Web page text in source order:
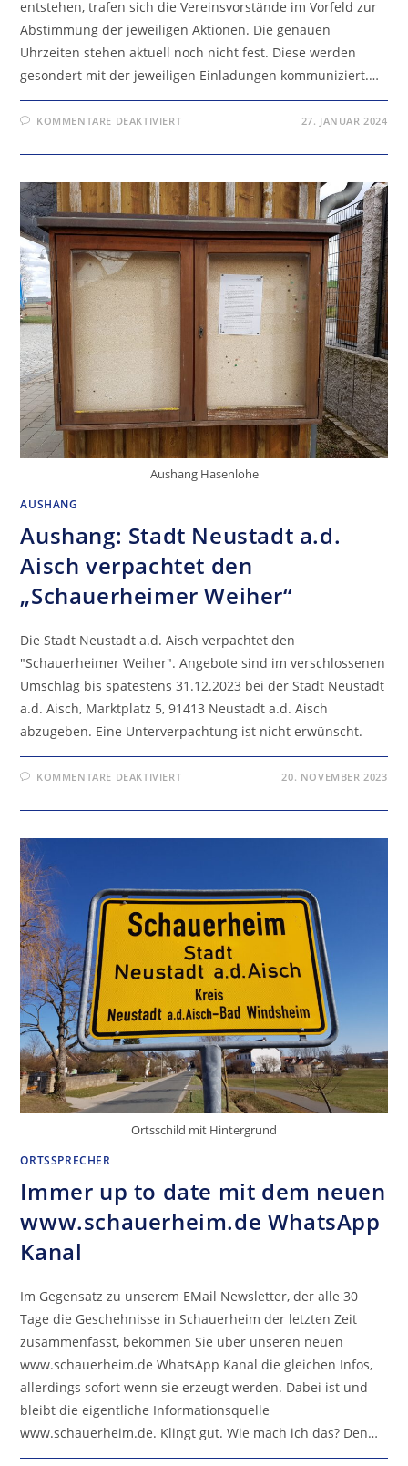
entstehen, trafen sich die Vereinsvorstände im Vorfeld zur
Abstimmung der jeweiligen Aktionen. Die genauen
Uhrzeiten stehen aktuell noch nicht fest. Diese werden
gesondert mit der jeweiligen Einladungen kommuniziert.…
KOMMENTARE DEAKTIVIERTFÜR
2024
27. JANUAR 2024
Aushang Hasenlohe
AUSHANG
Aushang: Stadt Neustadt a.d.
Aisch verpachtet den
„Schauerheimer Weiher“
Die Stadt Neustadt a.d. Aisch verpachtet den
"Schauerheimer Weiher". Angebote sind im verschlossenen
Umschlag bis spätestens 31.12.2023 bei der Stadt Neustadt
a.d. Aisch, Marktplatz 5, 91413 Neustadt a.d. Aisch
abzugeben. Eine Unterverpachtung ist nicht erwünscht.
KOMMENTARE DEAKTIVIERTFÜR
NEUSTADT
AISCH
20. NOVEMBER 2023
Ortsschild mit Hintergrund
ORTSSPRECHER
Immer up to date mit dem neuen
www.schauerheim.de WhatsApp
Kanal
Im Gegensatz zu unserem EMail Newsletter, der alle 30
Tage die Geschehnisse in Schauerheim der letzten Zeit
zusammenfasst, bekommen Sie über unseren neuen
www.schauerheim.de WhatsApp Kanal die gleichen Infos,
allerdings sofort wenn sie erzeugt werden. Dabei ist und
bleibt die eigentliche Informationsquelle
www.schauerheim.de. Klingt gut. Wie mach ich das? Den…